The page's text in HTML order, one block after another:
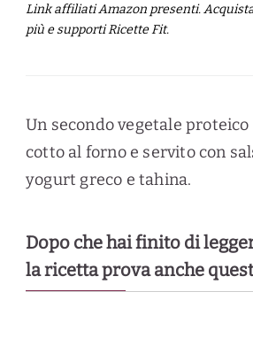
Link affiliati Amazon presenti.
più e supporti Ricette Fit.
Un secondo vegetale proteico
cotto al forno e servito con
yogurt greco e tahina.
Dopo che hai finito di
la ricetta prova anche